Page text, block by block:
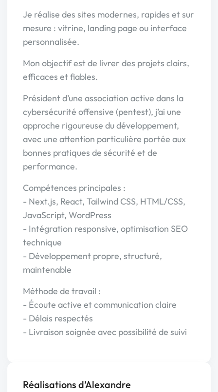
Je réalise des sites modernes, rapides et sur
mesure : vitrine, landing page ou interface
personnalisée.
Mon objectif est de livrer des projets clairs,
efficaces et fiables.
Président d’une association active dans la
cybersécurité offensive (pentest), j’ai une
approche rigoureuse du développement,
avec une attention particulière portée aux
bonnes pratiques de sécurité et de
performance.
Compétences principales :
- Next.js, React, Tailwind CSS, HTML/CSS,
JavaScript, WordPress
- Intégration responsive, optimisation SEO
technique
- Développement propre, structuré,
maintenable
Méthode de travail :
- Écoute active et communication claire
- Délais respectés
- Livraison soignée avec possibilité de suivi
Réalisations d’Alexandre